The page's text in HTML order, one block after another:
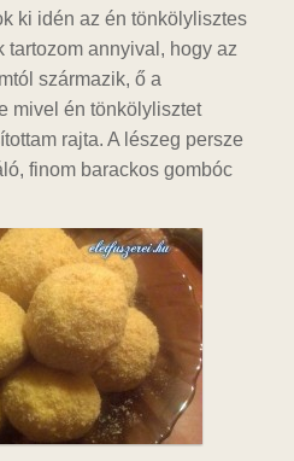
ki idén az én tönkölylisztes
tartozom annyival, hogy az
származik, ő a
mivel én tönkölylisztet
rajta. A lészeg persze
finom barackos gombóc